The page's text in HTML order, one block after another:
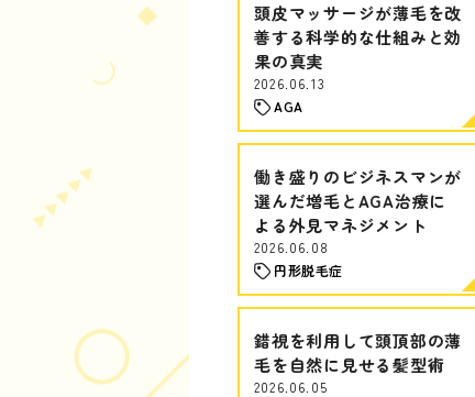
頭皮マッサージが薄毛を改
善する科学的な仕組みと効
果の真実
2026.06.13
AGA
働き盛りのビジネスマンが
選んだ増毛とAGA治療に
よる外見マネジメント
2026.06.08
円形脱毛症
錯視を利用して頭頂部の薄
毛を自然に見せる髪型術
2026.06.05